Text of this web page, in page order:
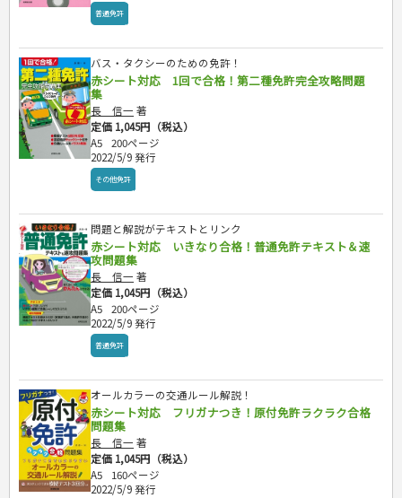
普通免許
バス・タクシーのための免許！
赤シート対応 1回で合格！第二種免許完全攻略問題
集
長 信一 著
定価 1,045円（税込）
A5
200ページ
2022/5/9 発行
その他免許
問題と解説がテキストとリンク
赤シート対応 いきなり合格！普通免許テキスト＆速
攻問題集
長 信一 著
定価 1,045円（税込）
A5
200ページ
2022/5/9 発行
普通免許
オールカラーの交通ルール解説！
赤シート対応 フリガナつき！原付免許ラクラク合格
問題集
長 信一 著
定価 1,045円（税込）
A5
160ページ
2022/5/9 発行